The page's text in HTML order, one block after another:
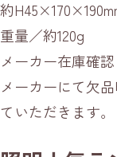
約
重量／約120g
メーカー在庫確認
メーカーにて欠
ていただきます。